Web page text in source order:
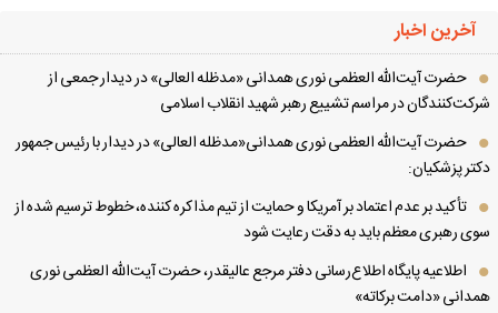
آخرین اخبار
حضرت آیت‌الله العظمی نوری همدانی «مدظله العالی» در دیدار جمعی از
در مراسم تشییع رهبر شهید انقلاب اسلامی
حضرت آیت‌الله العظمی نوری همدانی«مدظله العالی» در دیدار با رئیس جمهور
پزشکیان:
تأکید بر عدم اعتماد بر آمریکا و حمایت از تیم مذاکره کننده، خطوط ترسیم شده از
رهبری معظم باید به دقت رعایت شود
اطلاعیه پایگاه اطلاع‌رسانی دفتر مرجع عالیقدر، حضرت آیت‌الله العظمی نوری
«دامت برکاته»